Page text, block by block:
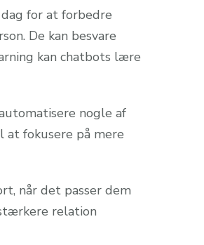
for at forbedre
De kan besvare
kan chatbots lære
nogle af
fokusere på mere
når det passer dem
relation